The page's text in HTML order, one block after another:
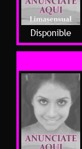
Disponible